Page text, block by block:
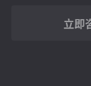
立即